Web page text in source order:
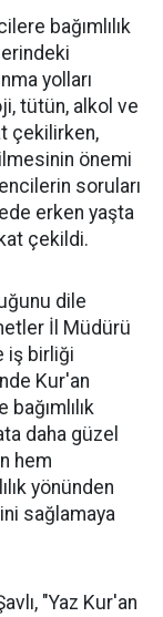
bağımlılık
yolları
tütün, alkol ve
çekilirken,
önemi
soruları
erken yaşta
çekildi.
dile
İl Müdürü
iş birliği
Kur'an
daha güzel
hem
yönünden
sağlamaya
"Yaz Kur'an